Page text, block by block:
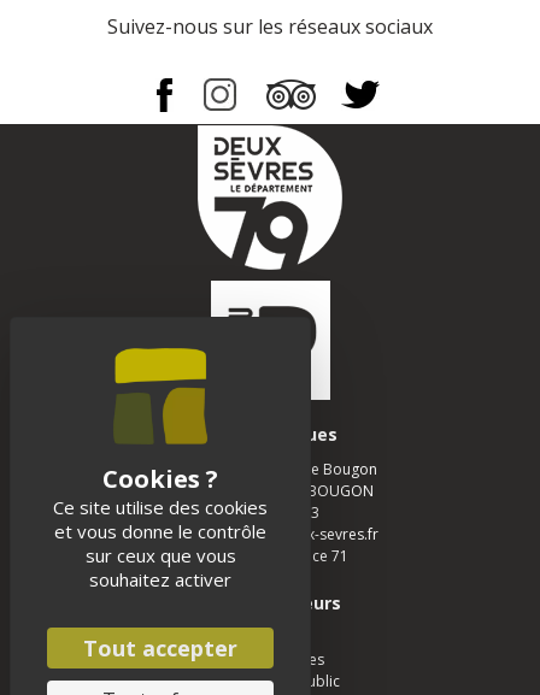
Suivez-nous sur les réseaux sociaux
Infos pratiques
Musée des Tumulus de Bougon
La Chapelle - 79 800 BOUGON
05 49 05 12 13
musee-bougon@deux-sevres.fr
Realisation :
Agence 71
Espace visiteurs
Scolaires
Groupe adultes
Groupe jeune public
Ce site utilise des cookies
et vous donne le contrôle
sur ceux que vous
souhaitez activer
Tout accepter